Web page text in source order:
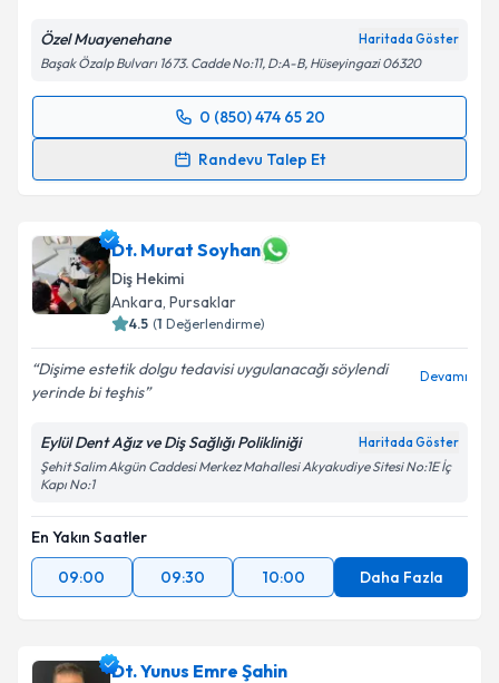
Özel Muayenehane Haritada Göster
Başak Özalp Bulvarı 1673. Cadde No:11, D:A-B, Hüseyingazi 06320
0 (850) 474 65 20
Randevu Talep Et
Randevu Takvimi Talebi
takvim hazırlandığında e-posta ile bilgilendireceğiz.
E-posta Adresiniz
Kişisel verilerimin işlenmesine ilişkin
kapsamda işlenmesini kabul ediyorum.
Takvim Talebini Gönder
Dt. Murat Soyhan
Diş Hekimi
Ankara, Pursaklar
4.5 (1 Değerlendirme)
Dişime estetik dolgu tedavisi uygulanacağı söylendi
yerinde bi teşhis
Devamı
Eylül Dent Ağız ve Diş Sağlığı Polikliniği Haritada Göster
Şehit Salim Akgün Caddesi Merkez Mahallesi Akyakudiye Sitesi No:1E İç
Kapı No:1
En Yakın Saatler
09:00
09:30 10:00 Daha Fazla
Dt. Yunus Emre Şahin